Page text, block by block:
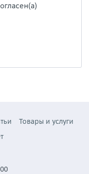
Товары и услуги